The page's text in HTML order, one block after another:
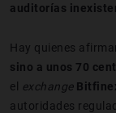
auditorías
Hay quienes
sino a unos 70
el
exchange
autoridades